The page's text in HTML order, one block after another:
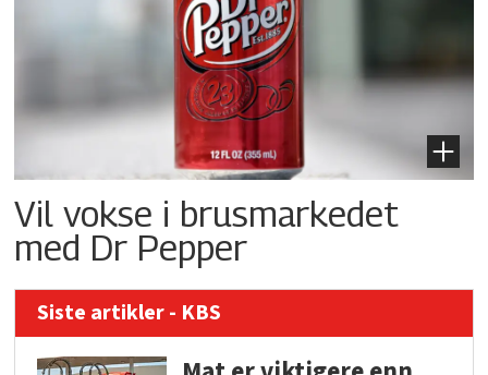
Vil vokse i brusmarkedet
med Dr Pepper
Siste artikler - KBS